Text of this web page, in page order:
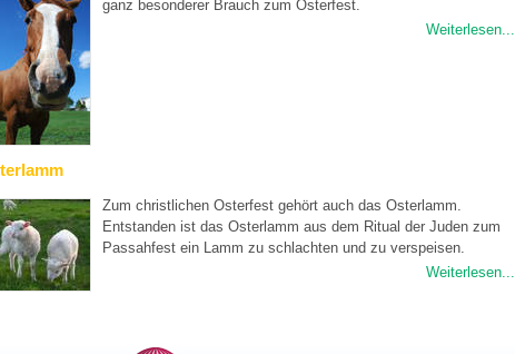
ganz besonderer Brauch zum Osterfest.
Weiterlesen...
Zum christlichen Osterfest gehört auch das Osterlamm.
Entstanden ist das Osterlamm aus dem Ritual der Juden zum
Passahfest ein Lamm zu schlachten und zu verspeisen.
Weiterlesen...